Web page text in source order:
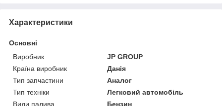
Характеристики
Основні
Виробник
JP GROUP
Країна виробник
Данія
Тип запчастини
Аналог
Тип техніки
Легковий автомобіль
Види палива
Бензин